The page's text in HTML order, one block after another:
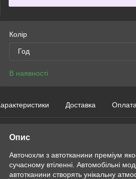
Колір
Год
В наявності
Доставка Оплата
Опис
Авточохли з автотканини преміум
сучасному втіленні. Автомобільні
автотканини створять унікальну